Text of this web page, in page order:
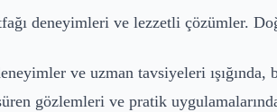
deneyimleri ve lezzetli çözümler.
ve uzman tavsiyeleri
gözlemleri ve pratik